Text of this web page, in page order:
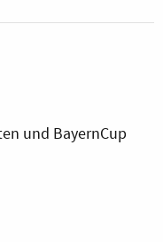
und BayernCup